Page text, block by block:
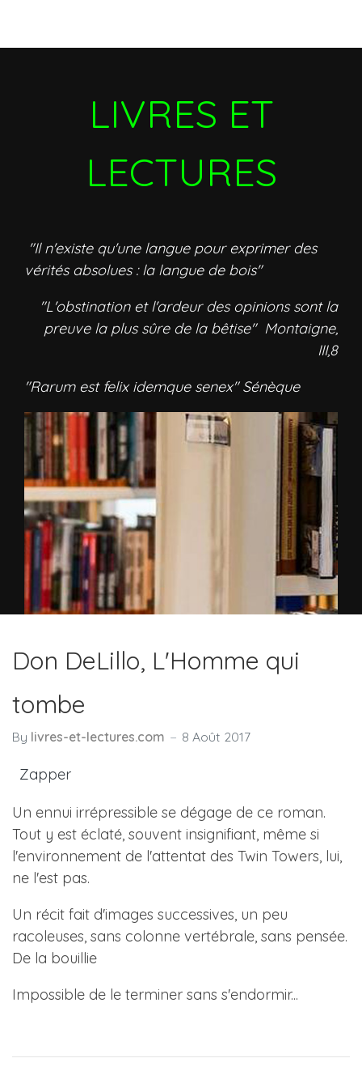
LIVRES ET
LECTURES
"Il n'existe qu'une langue pour exprimer des
vérités absolues : la langue de bois"
"L'obstination et l'ardeur des opinions sont la
preuve la plus sûre de la bêtise" Montaigne,
III,8
"Rarum est felix idemque senex" Sénèque
Don DeLillo, L'Homme qui
tombe
By livres-et-lectures.com 8 Août 2017
Zapper
Un ennui irrépressible se dégage de ce roman.
Tout y est éclaté, souvent insignifiant, même si
l'environnement de l'attentat des Twin Towers, lui,
ne l'est pas.
Un récit fait d'images successives, un peu
racoleuses, sans colonne vertébrale, sans pensée.
De la bouillie
Impossible de le terminer sans s'endormir...